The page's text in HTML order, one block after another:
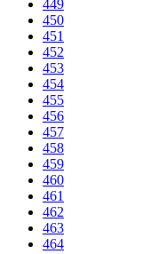
449
450
451
452
453
454
455
456
457
458
459
460
461
462
463
464